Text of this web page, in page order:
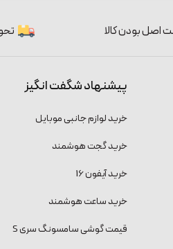
اصل بودن کالا
پیشنهاد شگفت انگیز
خرید لوازم جانبی موبایل
خرید گجت هوشمند
خرید آیفون 16
خرید ساعت هوشمند
قیمت گوشی سامسونگ سری S